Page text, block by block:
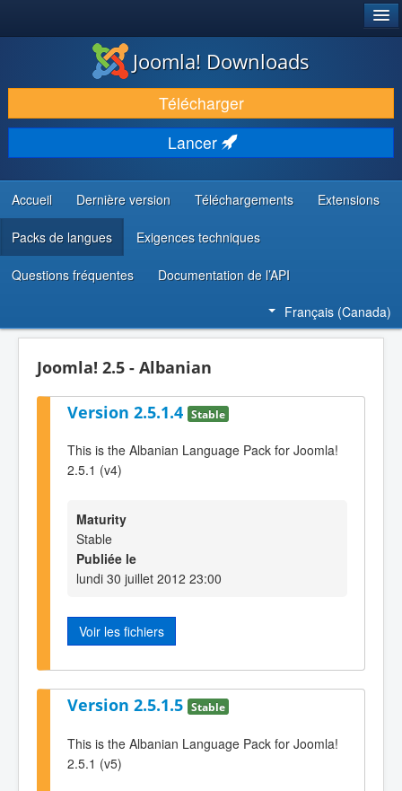
TÉLÉCHARGER & ENRICHIR
DÉCOUVRIR & APPRENDRE
COMMUNAUTÉ & SUPPORT
RESSOURCES DÉVELOPPEURS
Joomla! Downloads
Télécharger
Lancer
Accueil Dernière version Téléchargements Extensions
Packs de langues Exigences techniques
Questions fréquentes Documentation de l’API
Français (Canada)
Joomla! 2.5 - Albanian
Version 2.5.1.4 Stable
This is the Albanian Language Pack for Joomla!
2.5.1 (v4)
Maturity
Stable
Publiée le
lundi 30 juillet 2012 23:00
Voir les fichiers
Version 2.5.1.5 Stable
This is the Albanian Language Pack for Joomla!
2.5.1 (v5)